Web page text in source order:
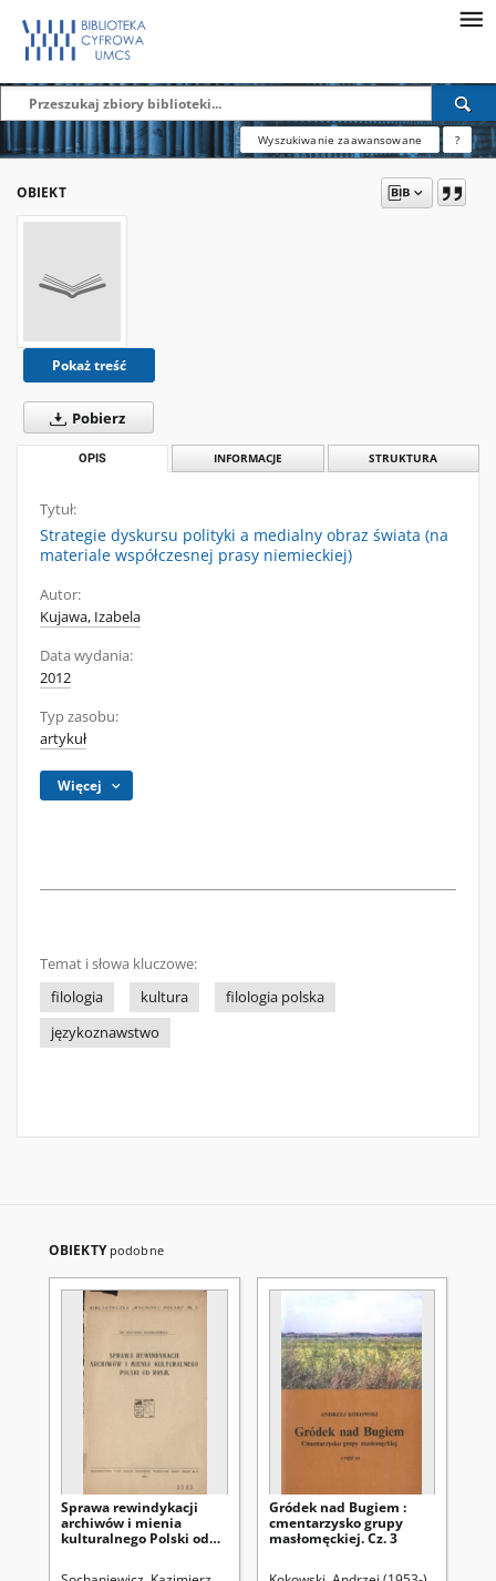
Wyszukiwanie zaawansowane ?
OBIEKT
Pokaż treść
Pobierz
OPIS INFORMACJE STRUKTURA
Tytuł:
Strategie dyskursu polityki a medialny obraz świata (na
materiale współczesnej prasy niemieckiej)
Autor:
Kujawa, Izabela
Data wydania:
2012
Typ zasobu:
artykuł
Więcej
Temat i słowa kluczowe:
filologia
kultura
filologia polska
językoznawstwo
OBIEKTY podobne
Sprawa rewindykacji
archiwów i mienia
kulturalnego Polski od
Gródek nad Bugiem :
cmentarzysko grupy
masłomęckiej. Cz. 3